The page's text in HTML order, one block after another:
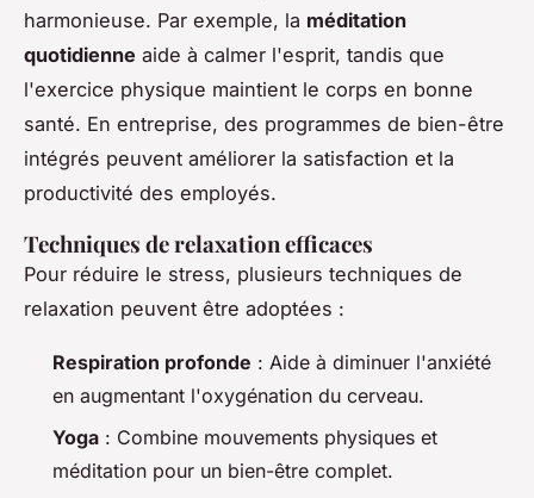
harmonieuse. Par exemple, la méditation
quotidienne aide à calmer l'esprit, tandis que
l'exercice physique maintient le corps en bonne
santé. En entreprise, des programmes de bien-être
intégrés peuvent améliorer la satisfaction et la
productivité des employés.
Techniques de relaxation efficaces
Pour réduire le stress, plusieurs techniques de
relaxation peuvent être adoptées :
Respiration profonde : Aide à diminuer l'anxiété
en augmentant l'oxygénation du cerveau.
Yoga : Combine mouvements physiques et
méditation pour un bien-être complet.